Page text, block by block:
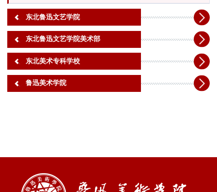
东北鲁迅文艺学院
东北鲁迅文艺学院美术部
东北美术专科学校
鲁迅美术学院